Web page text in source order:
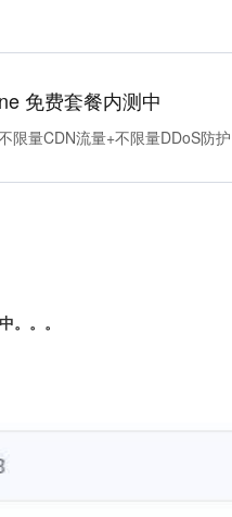
免费套餐内测中
限量CDN流量+不限量DDoS防护
。。。